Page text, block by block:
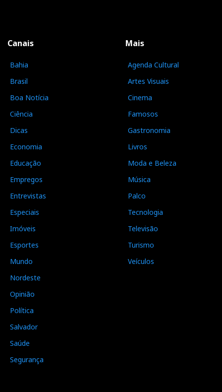
Canais
Bahia
Brasil
Boa Notícia
Ciência
Dicas
Economia
Educação
Empregos
Entrevistas
Especiais
Imóveis
Esportes
Mundo
Nordeste
Opinião
Política
Salvador
Saúde
Segurança
Mais
Agenda Cultural
Artes Visuais
Cinema
Famosos
Gastronomia
Livros
Moda e Beleza
Música
Palco
Tecnologia
Televisão
Turismo
Veículos